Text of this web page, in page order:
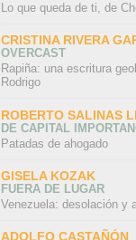
Lo que queda de ti, de
CRISTINA RIVERA
OVERCAST
Rapiña: una escritura
Rodrigo
ROBERTO SALINAS
DE CAPITAL
Patadas de ahogado
GISELA KOZAK
FUERA DE LUGAR
Venezuela: desolación y
ADOLFO CASTAÑÓN